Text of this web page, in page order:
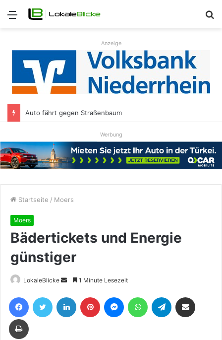
Menü
Anzeige
Auto fährt gegen Straßenbaum
Werbung
Startseite / Moers
Moers
Bädertickets und Energie
günstiger
LokaleBlicke
Sende
eine
E-
1 Minute Lesezeit
FacebookTwitter LinkedIn Pinterest MessengerWhatsAppTelegram
Drucken